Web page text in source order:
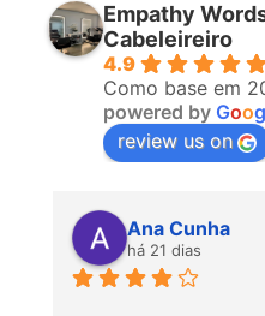
UNIDADES: 1
VOLUME: 1,01 m3
IMPORTANTE.- Este
report ), emitido por um
equivalente internacional.
Empathy
Cabeleireiro
4.9
Como base em
powered by Goog
review us on
Ana Cunha
há 21 dias